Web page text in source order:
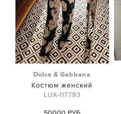
Dolce & Gabbana
Костюм женский
LUX-117793
50000 РУБ